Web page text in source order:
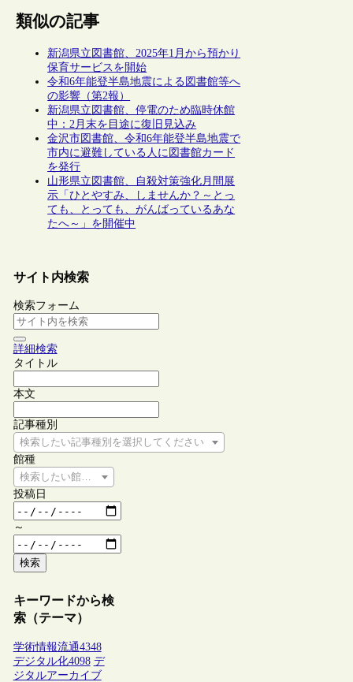
類似の記事
新潟県立図書館、2025年1月から預かり
保育サービスを開始
令和6年能登半島地震による図書館等へ
の影響（第2報）
新潟県立図書館、停電のため臨時休館
中：2月末を目途に復旧見込み
金沢市図書館、令和6年能登半島地震で
市内に避難している人に図書館カード
を発行
山形県立図書館、自殺対策強化月間展
示「ひとやすみ、しませんか？～とっ
ても、とっても、がんばっているあな
たへ～」を開催中
サイト内検索
検索フォーム
詳細検索
タイトル
本文
記事種別
検索したい記事種別を選択してください
館種
検索したい館種を選択してください
投稿日
～
検索
キーワードから検
索（テーマ）
学術情報流通4348
デジタル化4098 デ
ジタルアーカイブ